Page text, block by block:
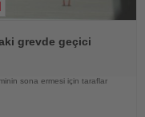
grevde geçici
sona ermesi için taraflar